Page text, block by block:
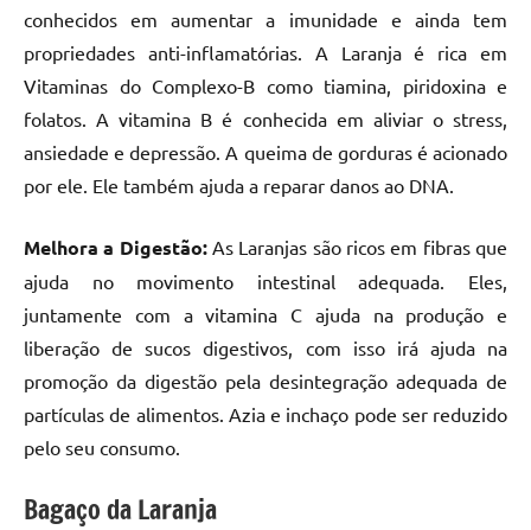
conhecidos em aumentar a imunidade e ainda tem
propriedades anti-inflamatórias. A Laranja é rica em
Vitaminas do Complexo-B como tiamina, piridoxina e
folatos. A vitamina B é conhecida em aliviar o stress,
ansiedade e depressão. A queima de gorduras é acionado
por ele. Ele também ajuda a reparar danos ao DNA.
Melhora a Digestão:As Laranjas são ricos em fibras que
ajuda no movimento intestinal adequada. Eles,
juntamente com a vitamina C ajuda na produção e
liberação de sucos digestivos, com isso irá ajuda na
promoção da digestão pela desintegração adequada de
partículas de alimentos. Azia e inchaço pode ser reduzido
pelo seu consumo.
Bagaço da Laranja